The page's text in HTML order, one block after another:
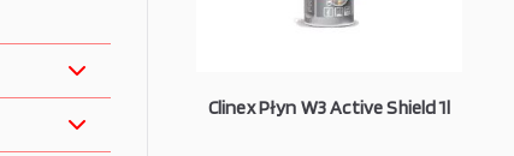
Clinex Płyn W3 Active Shield 1l